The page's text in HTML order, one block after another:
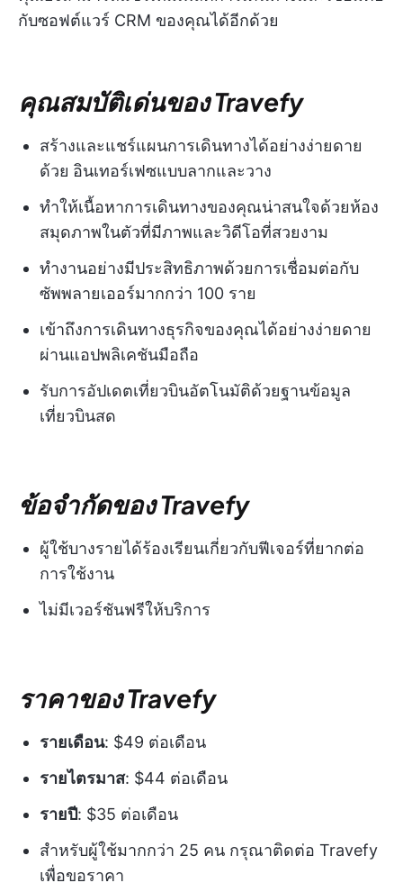
กับซอฟต์แวร์ CRM ของคุณได้อีกด้วย
คุณสมบัติเด่นของ Travefy
สร้างและแชร์แผนการเดินทางได้อย่างง่ายดาย
ด้วย อินเทอร์เฟซแบบลากและวาง
ทำให้เนื้อหาการเดินทางของคุณน่าสนใจด้วยห้อง
สมุดภาพในตัวที่มีภาพและวิดีโอที่สวยงาม
ทำงานอย่างมีประสิทธิภาพด้วยการเชื่อมต่อกับ
ซัพพลายเออร์มากกว่า 100 ราย
เข้าถึงการเดินทางธุรกิจของคุณได้อย่างง่ายดาย
ผ่านแอปพลิเคชันมือถือ
รับการอัปเดตเที่ยวบินอัตโนมัติด้วยฐานข้อมูล
เที่ยวบินสด
ข้อจำกัดของ Travefy
ผู้ใช้บางรายได้ร้องเรียนเกี่ยวกับฟีเจอร์ที่ยากต่อ
การใช้งาน
ไม่มีเวอร์ชันฟรีให้บริการ
ราคาของ Travefy
รายเดือน: $49 ต่อเดือน
รายไตรมาส: $44 ต่อเดือน
รายปี: $35 ต่อเดือน
สำหรับผู้ใช้มากกว่า 25 คน กรุณาติดต่อ Travefy
เพื่อขอราคา